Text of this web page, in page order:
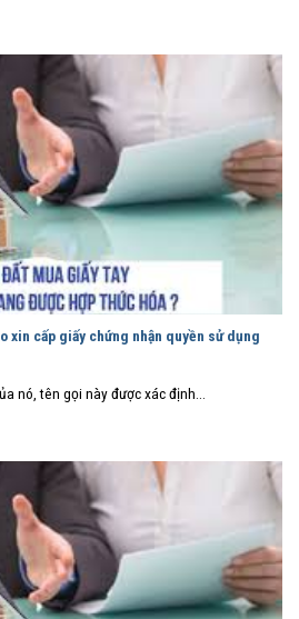
xin cấp giấy chứng nhận quyền sử dụng
nó, tên gọi này được xác định...